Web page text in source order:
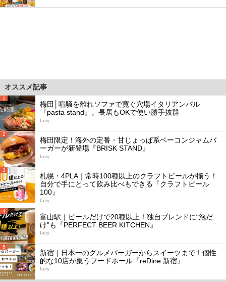
オススメ記事
1
梅田│喧騒を離れソファで寛ぐ穴場イタリアンバル
『pasta stand』。長居もOKで使い勝手抜群
favy
2
梅田限定！海外の定番・甘じょっぱ系ベーコンジャムバ
ーガーが新登場『BRISK STAND』
favy
3
札幌・4PLA｜常時100種以上のクラフトビールが揃う！
自分で手にとって飲み比べもできる『クラフトビール
100』
favy
4
富山駅｜ビールだけで20種以上！独自ブレンドに“泡だ
け”も『PERFECT BEER KITCHEN』
favy
5
新宿｜日本一のグルメバーガーからスイーツまで！個性
的な10店が集うフードホール『reDine 新宿』
favy